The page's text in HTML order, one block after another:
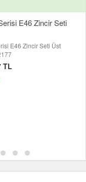
E46 Zincir Seti
E46 Zincir Seti Üst
TL